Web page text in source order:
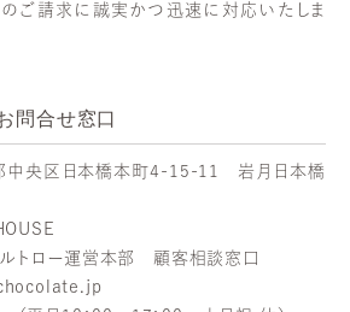
のご請求に誠実かつ迅速に対応いたしま
問合せ窓口
央区日本橋本町4-15-11 岩月日本橋
ルトロー運営本部 顧客相談窓口